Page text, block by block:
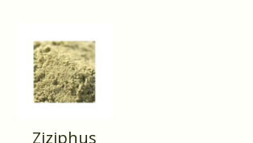
Ziziphus